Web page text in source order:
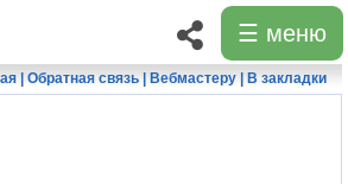
☰ меню
| Обратная связь| Вебмастеру| В закладки